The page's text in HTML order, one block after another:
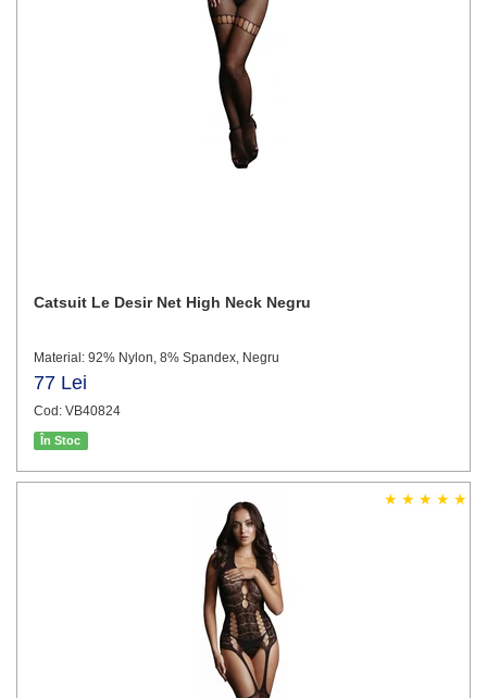
Catsuit Le Desir Net High Neck Negru
Material: 92% Nylon, 8% Spandex, Negru
77 Lei
Cod: VB40824
În Stoc